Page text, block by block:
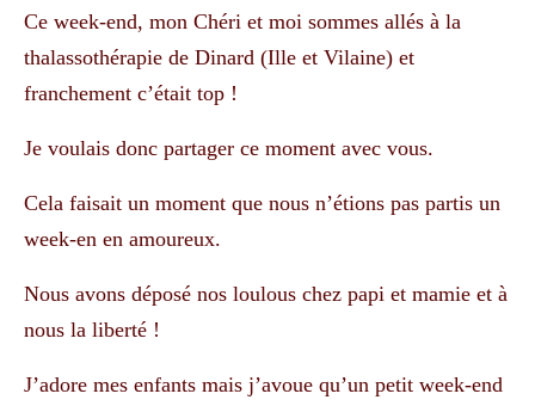
Ce week-end, mon Chéri et moi sommes allés à la
thalassothérapie de Dinard (Ille et Vilaine) et
franchement c’était top !
Je voulais donc partager ce moment avec vous.
Cela faisait un moment que nous n’étions pas partis un
week-en en amoureux.
Nous avons déposé nos loulous chez papi et mamie et à
nous la liberté !
J’adore mes enfants mais j’avoue qu’un petit week-end